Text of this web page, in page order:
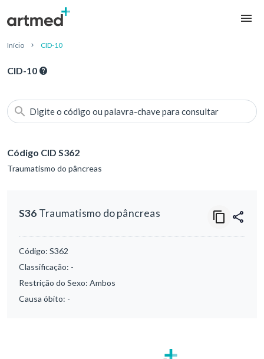
Início CID-10
CID-10
Digite o código ou palavra-chave para consultar
Código CID S362
Traumatismo do pâncreas
S36 Traumatismo do pâncreas
Código: S362
Classificação: -
Restrição do Sexo: Ambos
Causa óbito: -